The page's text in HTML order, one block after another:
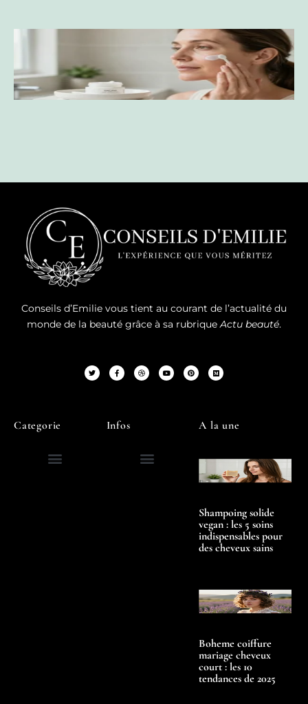
Conseils d’Emilie vous tient au courant de l’actualité du
monde de la beauté grâce à sa rubriqueActu beauté.
Categorie Infos A la une
Shampoing solide
vegan : les 5 soins
indispensables pour
des cheveux sains
Boheme coiffure
mariage cheveux
court : les 10
tendances de 2025